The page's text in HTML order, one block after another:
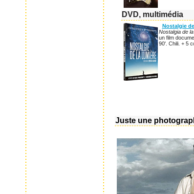
DVD, multimédia
Nostalgie
Nostalgia de
un film
90'. Chili. + 5
Juste une